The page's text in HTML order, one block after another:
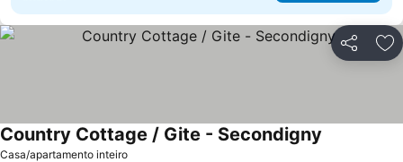
Partilhar
Casa/apartamento inteiro
Country Cottage / Gite - Secondigny